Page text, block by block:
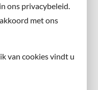
ons privacybeleid.
met ons
van cookies vindt u